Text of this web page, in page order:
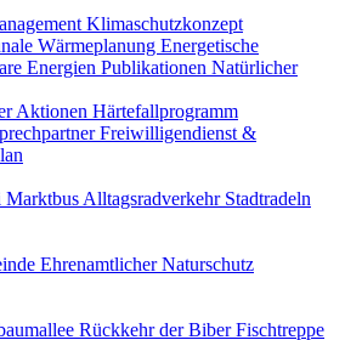
Klimaschutzkonzept
Wärmeplanung Energetische
Energien Publikationen Natürlicher
Aktionen Härtefallprogramm
Freiwilligendienst &
Marktbus Alltagsradverkehr Stadtradeln
Ehrenamtlicher Naturschutz
Rückkehr der BiberFischtreppe